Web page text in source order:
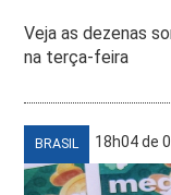
Veja as dezenas
na terça-feira
BRASIL 18h04 de